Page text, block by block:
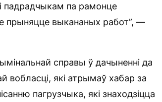
падрадчыкам па рамонце
прыняцце выкананых работ”, —
справы ў дачыненні да
вобласці, які атрымаў хабар за
пагрузчыка, які знаходзіцца